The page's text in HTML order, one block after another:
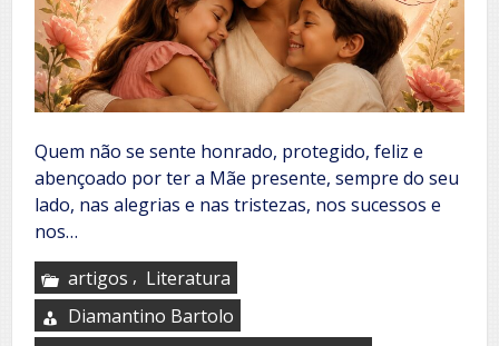
Quem não se sente honrado, protegido, feliz e
abençoado por ter a Mãe presente, sempre do seu
lado, nas alegrias e nas tristezas, nos sucessos e
nos…
artigos , Literatura
Diamantino Bartolo